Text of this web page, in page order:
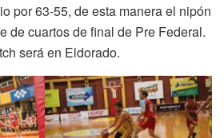
por 63-55, de esta manera el nipón
de cuartos de final de Pre Federal.
será en Eldorado.